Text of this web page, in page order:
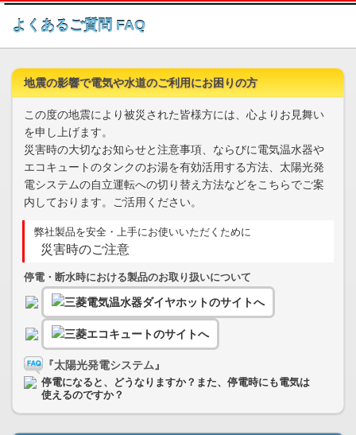
このページの本文へ
よくあるご質問 FAQ
地震の影響で電気や水道のご利用にお困りの方
この度の地震により被災された皆様方には、心よりお見舞い
を申し上げます。
災害時の大切なお知らせと注意事項、ならびに電気温水器や
エコキュートのタンクのお湯を有効活用する方法、太陽光発
電システムの自立運転への切り替え方法などをこちらでご案
内しております。ご活用ください。
弊社製品を安全・上手にお使いいただくために
災害時のご注意
停電・断水時における製品のお取り扱いについて
『太陽光発電システム』
停電になると、どうなりますか？また、停電時にも電気は
使えるのですか？